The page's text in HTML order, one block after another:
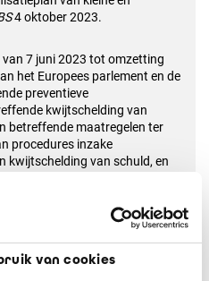
van cookies
4 oktober 2023.
7 juni 2023 tot omzetting
het Europees parlement en de
preventieve
kwijtschelding van
betreffende maatregelen ter
procedures inzake
kwijtschelding van schuld, en
Wetboek van economisch
2023.